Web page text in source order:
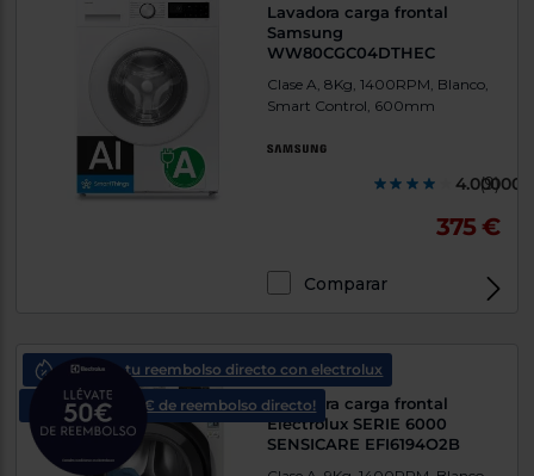
Lavadora carga frontal
Samsung
WW80CGC04DTHEC
Clase A, 8Kg, 1400RPM, Blanco,
Smart Control, 600mm
(9)
375 €
Comparar
consigue tu reembolso directo con electrolux
¡consigue 50€ de reembolso directo!Lavadora carga frontal
Electrolux SERIE 6000
SENSICARE EFI6194O2B